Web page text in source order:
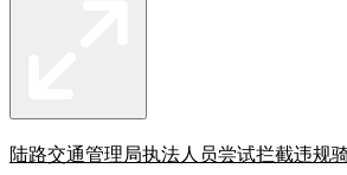
陆路交通管理局执法人员尝试拦截违规